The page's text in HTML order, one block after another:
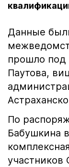
Данные
прошло под
Паутова,
По
Бабушкина